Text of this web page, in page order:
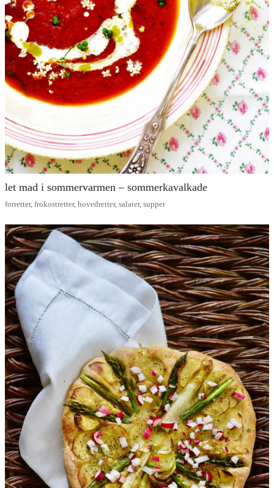
let mad i sommervarmen – sommerkavalkade
forretter, frokostretter, hovedretter, salater, supper